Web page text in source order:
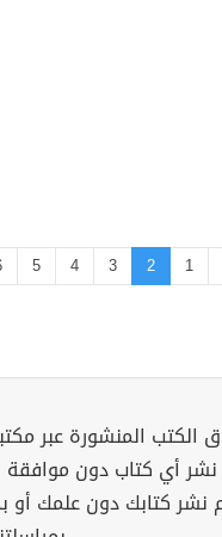
1
2
3
4
5
الكتب المنشورة عبر
نشر أي كتاب دون
نشر كتابك دون علمك أو